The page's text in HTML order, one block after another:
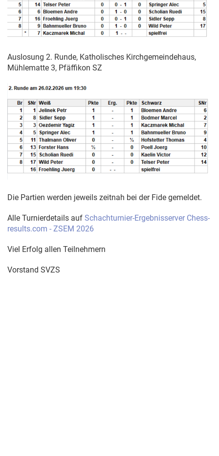
Auslosung 2. Runde, Katholisches Kirchgemeindehaus,
Mühlematte 3, Pfäffikon SZ
Die Partien werden jeweils zeitnah bei der Fide gemeldet.
Alle Turnierdetails auf Schachturnier-Ergebnisserver Chess-
results.com - ZSEM 2026
Viel Erfolg allen Teilnehmern
Vorstand SVZS